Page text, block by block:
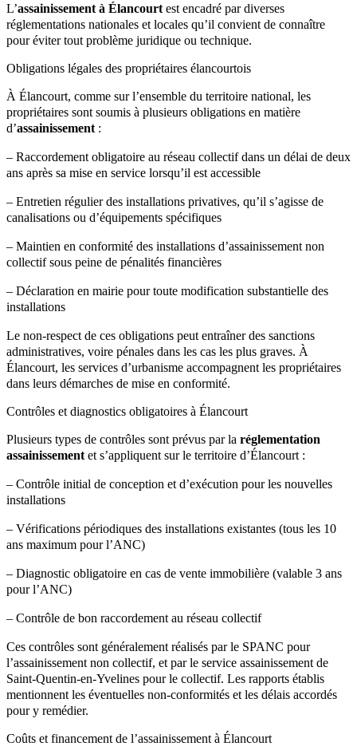
L’assainissement à Élancourt est encadré par diverses
réglementations nationales et locales qu’il convient de connaître
pour éviter tout problème juridique ou technique.
Obligations légales des propriétaires élancourtois
À Élancourt, comme sur l’ensemble du territoire national, les
propriétaires sont soumis à plusieurs obligations en matière
d’assainissement :
– Raccordement obligatoire au réseau collectif dans un délai de deux
ans après sa mise en service lorsqu’il est accessible
– Entretien régulier des installations privatives, qu’il s’agisse de
canalisations ou d’équipements spécifiques
– Maintien en conformité des installations d’assainissement non
collectif sous peine de pénalités financières
– Déclaration en mairie pour toute modification substantielle des
installations
Le non-respect de ces obligations peut entraîner des sanctions
administratives, voire pénales dans les cas les plus graves. À
Élancourt, les services d’urbanisme accompagnent les propriétaires
dans leurs démarches de mise en conformité.
Contrôles et diagnostics obligatoires à Élancourt
Plusieurs types de contrôles sont prévus par la réglementation
assainissement et s’appliquent sur le territoire d’Élancourt :
– Contrôle initial de conception et d’exécution pour les nouvelles
installations
– Vérifications périodiques des installations existantes (tous les 10
ans maximum pour l’ANC)
– Diagnostic obligatoire en cas de vente immobilière (valable 3 ans
pour l’ANC)
– Contrôle de bon raccordement au réseau collectif
Ces contrôles sont généralement réalisés par le SPANC pour
l’assainissement non collectif, et par le service assainissement de
Saint-Quentin-en-Yvelines pour le collectif. Les rapports établis
mentionnent les éventuelles non-conformités et les délais accordés
pour y remédier.
Coûts et financement de l’assainissement à Élancourt